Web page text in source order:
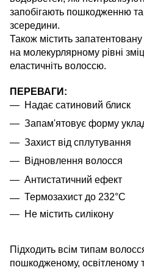
запобігають пошкодженню та
зсередини.
Також містить
на молекурлярному рівні
еластичніть волоссю.
ПЕРЕВАГИ:
Надає сатиновий блиск
Запам'ятовує форму
Захист від сплутування
Відновлення волосся
Антистатичний ефект
Термозахист до 232°C
Не містить силікону
Підходить всім типам
пошкодженому, освітленому